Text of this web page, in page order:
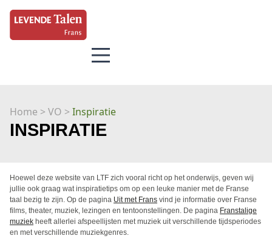
Home > VO >Inspiratie
INSPIRATIE
Hoewel deze website van LTF zich vooral richt op het onderwijs, geven wij
jullie ook graag wat inspiratietips om op een leuke manier met de Franse
taal bezig te zijn. Op de pagina Uit met Frans vind je informatie over Franse
films, theater, muziek, lezingen en tentoonstellingen. De pagina Franstalige
muziek heeft allerlei afspeellijsten met muziek uit verschillende tijdsperiodes
en met verschillende muziekgenres.